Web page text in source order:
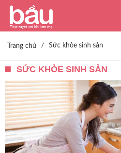
Trang chủ / Sức khỏe sinh sản
SỨC KHỎE SINH SẢN